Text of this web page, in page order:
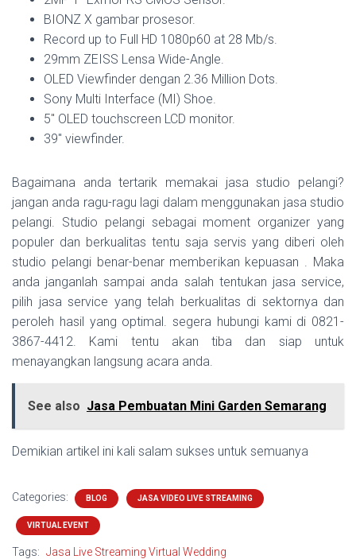
BIONZ X gambar prosesor.
Record up to Full HD 1080p60 at 28 Mb/s.
29mm ZEISS Lensa Wide-Angle.
OLED Viewfinder dengan 2.36 Million Dots.
Sony Multi Interface (MI) Shoe.
5″ OLED touchscreen LCD monitor.
39″ viewfinder.
Bagaimana anda tertarik memakai jasa studio pelangi?
jangan anda ragu-ragu lagi dalam menggunakan jasa studio
pelangi. Studio pelangi sebagai moment organizer yang
populer dan berkualitas tentu saja servis yang diberi oleh
studio pelangi benar-benar memberikan kepuasan . Maka
anda janganlah sampai anda salah tentukan jasa service,
pilih jasa service yang telah berkualitas di sektornya dan
peroleh hasil yang optimal. segera hubungi kami di 0821-
3867-4412. Kami tentu akan tiba dan siap untuk
menayangkan langsung acara anda.
See also Jasa Pembuatan Mini Garden Semarang
Demikian artikel ini kali salam sukses untuk semuanya
Categories: BLOG JASA VIDEO LIVE STREAMING
VIRTUAL EVENT
Tags: Jasa Live Streaming Virtual Wedding